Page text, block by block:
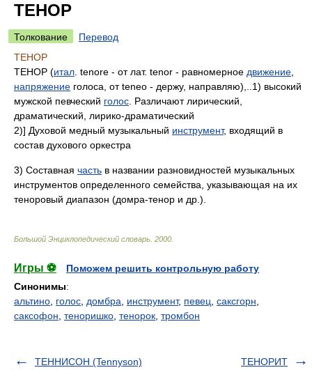
ТЕНОР
Толкование
Перевод
ТЕНОР
ТЕНОР (итал . tenore - от лат. tenor - равномерное движение
напряжение голоса, от teneo - держу, направляю),..1) высокий
мужской певческий голос . Различают лирический,
драматический, лирико-драматический
2)] Духовой медный музыкальный инструмент, входящий в
состав духового оркестра
3) Составная часть в названии разновидностей музыкальных
инструментов определенного семейства, указывающая на их
теноровый диапазон (домра-тенор и др.).
Большой Энциклопедический словарь 2000
Игры ⚽
Поможем решить контрольную работу
Синонимы:
альтино голос домбра инструмент, певец саксгорн
саксофон теноришко тенорок тромбон
ТЕННИСОН (Tennyson)
ТЕНОРИТ